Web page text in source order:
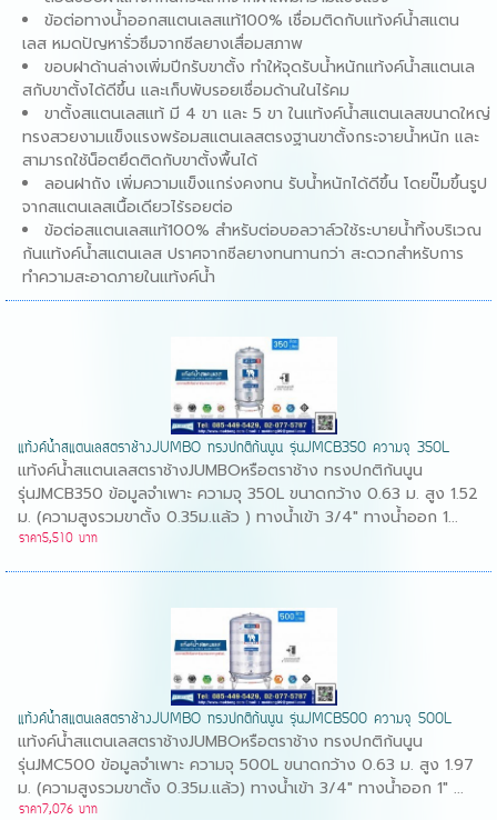
ข้อต่อทางน้ำออกสแตนเลสแท้100% เชื่อมติดกับแท้งค์น้ำสแตน
เลสหมดปัญหารั่วซึมจากซีลยางเสื่อมสภาพ
ขอบฝาด้านล่างเพิ่มปีกรับขาตั้ง ทำให้จุดรับน้ำหนักแท้งค์น้ำสแตนเล
สกับขาตั้งได้ดีขึ้น และเก็บพับรอยเชื่อมด้านในไร้คม
ขาตั้งสแตนเลสแท้ มี 4 ขา และ 5 ขา ในแท้งค์น้ำสแตนเลสขนาดใหญ่
ทรงสวยงามแข็งแรงพร้อมสแตนเลสตรงฐานขาตั้งกระจายน้ำหนัก และ
สามารถใช้น็อตยึดติดกับขาตั้งพื้นได้
ลอนฝาถัง เพิ่มความแข็งแกร่งคงทน รับน้ำหนักได้ดีขึ้น โดยปั๊มขึ้นรูป
จากสแตนเลสเนื้อเดียวไร้รอยต่อ
ข้อต่อสแตนเลสแท้100% สำหรับต่อบอลวาล์วใช้ระบายน้ำทิ้งบริเวณ
ก้นแท้งค์น้ำสแตนเลสปราศจากซีลยางทนทานกว่า สะดวกสำหรับการ
ทำความสะอาดภายในแท้งค์น้ำ
แท้งค์น้ำสแตนเลสตราช้างJUMBO ทรงปกติก้นนูน รุ่นJMCB350 ความจุ 350L
แท้งค์น้ำสแตนเลสตราช้างJUMBOหรือตราช้าง ทรงปกติก้นนูน
รุ่นJMCB350 ข้อมูลจำเพาะ ความจุ 350L ขนาดกว้าง 0.63 ม. สูง 1.52
ม. (ความสูงรวมขาตั้ง 0.35ม.แล้ว ) ทางน้ำเข้า 3/4" ทางน้ำออก 1...
ราคา5,510 บาท
แท้งค์น้ำสแตนเลสตราช้างJUMBO ทรงปกติก้นนูน รุ่นJMCB500 ความจุ 500L
แท้งค์น้ำสแตนเลสตราช้างJUMBOหรือตราช้าง ทรงปกติก้นนูน
รุ่นJMC500 ข้อมูลจำเพาะ ความจุ 500L ขนาดกว้าง 0.63 ม. สูง 1.97
ม. (ความสูงรวมขาตั้ง 0.35ม.แล้ว) ทางน้ำเข้า 3/4" ทางน้ำออก 1" ...
ราคา7,076 บาท